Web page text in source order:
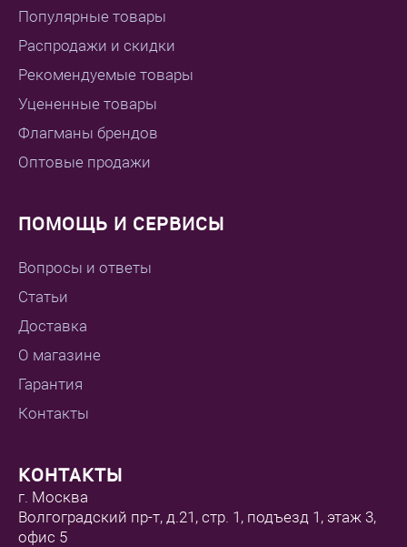
Популярные товары
Распродажи и скидки
Рекомендуемые товары
Уцененные товары
Флагманы брендов
Оптовые продажи
ПОМОЩЬ И СЕРВИСЫ
Вопросы и ответы
Статьи
Доставка
О магазине
Гарантия
Контакты
КОНТАКТЫ
г. Москва
Волгоградский пр-т, д.21, стр. 1, подъезд 1, этаж 3,
офис 5